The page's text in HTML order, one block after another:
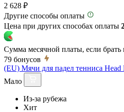
2 628 ₽
Другие способы оплаты
Цена при других способах оплаты
Сумма месячной платы, если брать
79 бонусов
(EU) Мячи для падел тенниса Head
Мало
Из-за рубежа
Хит